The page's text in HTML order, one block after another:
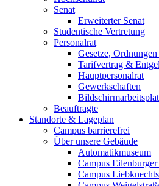
Senat
Erweiterter Senat
Studentische Vertretung
Personalrat
Gesetze,
Tarifvertrag &
Hauptpersonalrat
Gewerkschaften
Beauftragte
Standorte & Lageplan
Campus barrierefrei
Über unsere Gebäude
Automatikmuseum
Campus Eilenburger
Campus